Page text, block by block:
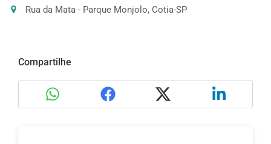
Rua da Mata - Parque Monjolo, Cotia-SP
Compartilhe